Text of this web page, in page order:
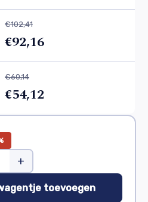
€102,41
€92,16
€60,14
€54,12
+
toevoegen